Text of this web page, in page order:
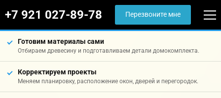
+7 921 027-89-78 Перезвоните мне
Готовим материалы сами
Отбираем древесину и подготавливаем детали домокомплекта.
Корректируем проекты
Меняем планировку, расположение окон, дверей и перегородок.